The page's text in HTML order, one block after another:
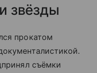
звёзды
прокатом
съёмки